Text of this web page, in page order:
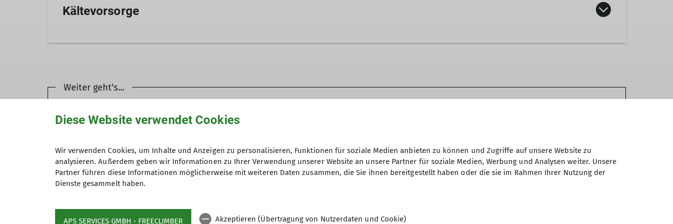
Verpflegung mit, insbesondere Wasser.
Kältevorsorge
Weiter geht's...
Hütten
Diese Website verwendet Cookies
Wir verwenden Cookies, um Inhalte und Anzeigen zu personalisieren, Funktionen für soziale Medien anbieten zu können und Zugriffe auf unsere Website zu
analysieren. Außerdem geben wir Informationen zu Ihrer Verwendung unserer Website an unsere Partner für soziale Medien, Werbung und Analysen weiter. Unsere
Partner führen diese Informationen möglicherweise mit weiteren Daten zusammen, die Sie ihnen bereitgestellt haben oder die sie im Rahmen Ihrer Nutzung der
Dienste gesammelt haben.
APS SERVICES GMBH - FREECLIMBER Akzeptieren (Übertragung von Nutzerdaten und Cookie)